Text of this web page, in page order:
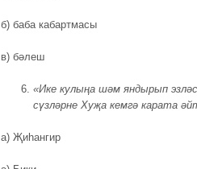
б) баба кабартмасы
в) бәлеш
«Ике кулыңа шәм яндырып
сүзләрне Хуҗа кемгә карата
а) Җиһангир